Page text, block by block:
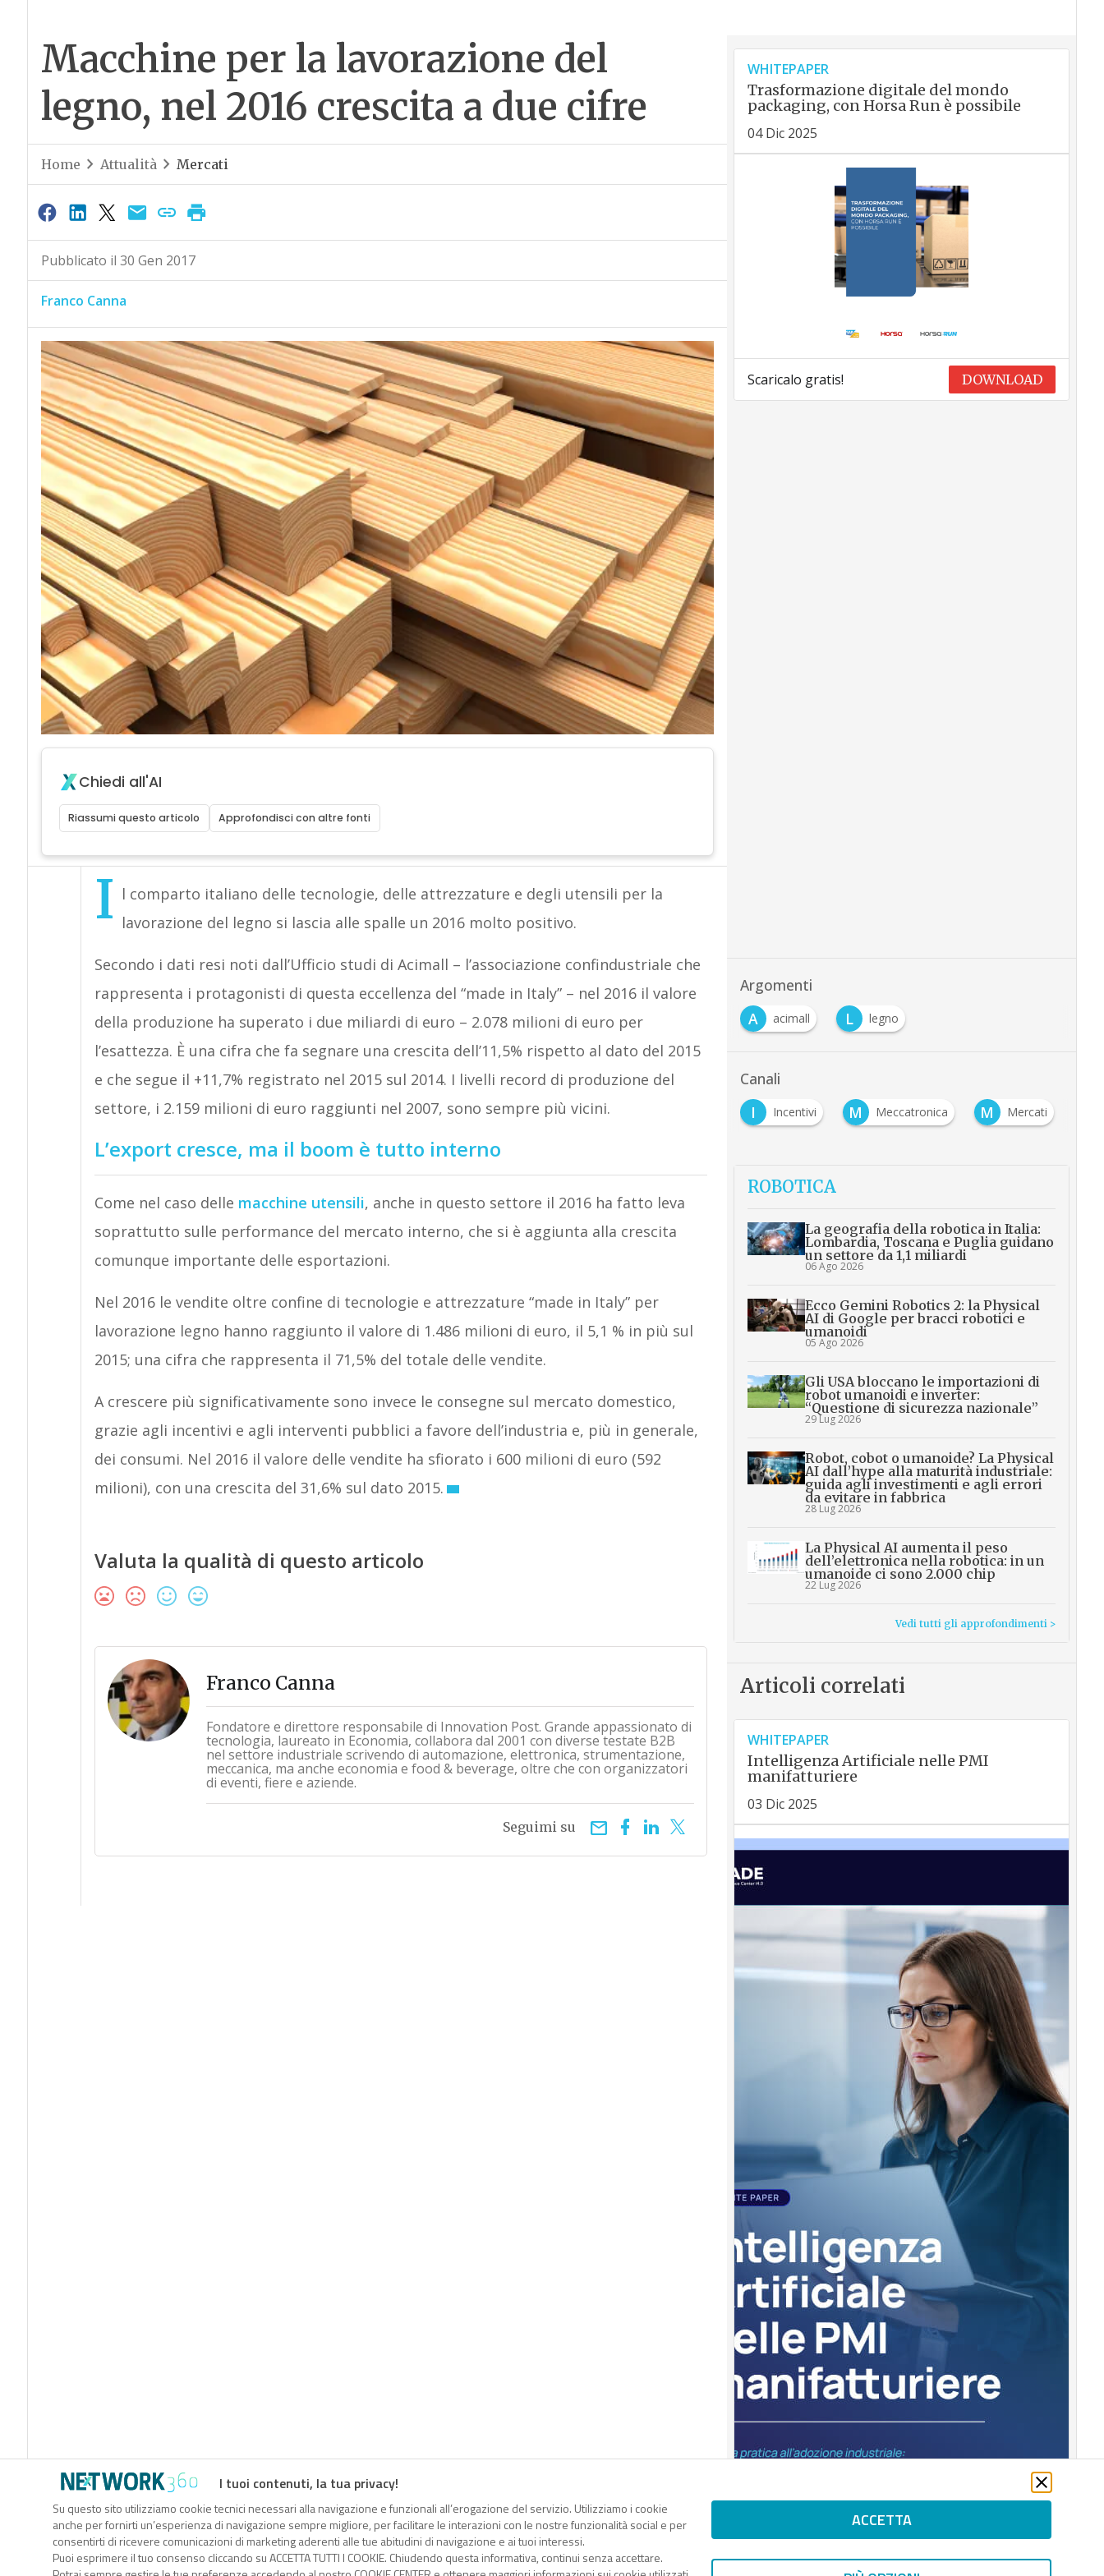
Macchine per la lavorazione del
legno, nel 2016 crescita a due cifre
Home Attualità Mercati
Pubblicato il 30 Gen 2017
Franco Canna
Chiedi all'AI
Riassumi questo articolo Approfondisci con altre fonti
I l comparto italiano delle tecnologie, delle attrezzature e degli utensili per la
lavorazione del legno si lascia alle spalle un 2016 molto positivo.
Secondo i dati resi noti dall’Ufficio studi di Acimall – l’associazione confindustriale che
rappresenta i protagonisti di questa eccellenza del “made in Italy” – nel 2016 il valore
della produzione ha superato i due miliardi di euro – 2.078 milioni di euro per
l’esattezza. È una cifra che fa segnare una crescita dell’11,5% rispetto al dato del 2015
e che segue il +11,7% registrato nel 2015 sul 2014. I livelli record di produzione del
settore, i 2.159 milioni di euro raggiunti nel 2007, sono sempre più vicini.
L’export cresce, ma il boom è tutto interno
Come nel caso delle macchine utensili, anche in questo settore il 2016 ha fatto leva
soprattutto sulle performance del mercato interno, che si è aggiunta alla crescita
comunque importante delle esportazioni.
Nel 2016 le vendite oltre confine di tecnologie e attrezzature “made in Italy” per
lavorazione legno hanno raggiunto il valore di 1.486 milioni di euro, il 5,1 % in più sul
2015; una cifra che rappresenta il 71,5% del totale delle vendite.
A crescere più significativamente sono invece le consegne sul mercato domestico,
grazie agli incentivi e agli interventi pubblici a favore dell’industria e, più in generale,
dei consumi. Nel 2016 il valore delle vendite ha sfiorato i 600 milioni di euro (592
milioni), con una crescita del 31,6% sul dato 2015.
Valuta la qualità di questo articolo
Franco Canna
Fondatore e direttore responsabile di Innovation Post. Grande appassionato di
tecnologia, laureato in Economia, collabora dal 2001 con diverse testate B2B
nel settore industriale scrivendo di automazione, elettronica, strumentazione,
meccanica, ma anche economia e food & beverage, oltre che con organizzatori
di eventi, fiere e aziende.
email
Seguimi su
WHITEPAPER
Trasformazione digitale del mondo
packaging, con Horsa Run è possibile
04 Dic 2025
Scaricalo gratis! DOWNLOAD
Argomenti
A
acimall L legno
Canali
I
Incentivi M Meccatronica M Mercati
ROBOTICA
La geografia della robotica in Italia:
Lombardia, Toscana e Puglia guidano
un settore da 1,1 miliardi
06 Ago 2026
Ecco Gemini Robotics 2: la Physical
AI di Google per bracci robotici e
umanoidi
05 Ago 2026
Gli USA bloccano le importazioni di
robot umanoidi e inverter:
“Questione di sicurezza nazionale”
29 Lug 2026
Robot, cobot o umanoide? La Physical
AI dall’hype alla maturità industriale:
guida agli investimenti e agli errori
da evitare in fabbrica
28 Lug 2026
La Physical AI aumenta il peso
dell’elettronica nella robotica: in un
umanoide ci sono 2.000 chip
22 Lug 2026
Vedi tutti gli approfondimenti >
Articoli correlati
WHITEPAPER
Intelligenza Artificiale nelle PMI
manifatturiere
03 Dic 2025
I tuoi contenuti, la tua privacy!
Su questo sito utilizziamo cookie tecnici necessari alla navigazione e funzionali all’erogazione del servizio. Utilizziamo i cookie
anche per fornirti un’esperienza di navigazione sempre migliore, per facilitare le interazioni con le nostre funzionalità social e per
consentirti di ricevere comunicazioni di marketing aderenti alle tue abitudini di navigazione e ai tuoi interessi.
Puoi esprimere il tuo consenso cliccando su ACCETTA TUTTI I COOKIE. Chiudendo questa informativa, continui senza accettare.
ACCETTA